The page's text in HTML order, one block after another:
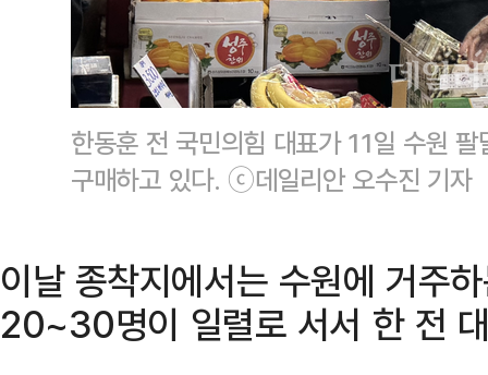
한동훈 전 국민의힘 대표가 11일 수원
구매하고 있다. ⓒ데일리안 오수진 기자
이날 종착지에서는 수원에 거주
20~30명이 일렬로 서서 한 전